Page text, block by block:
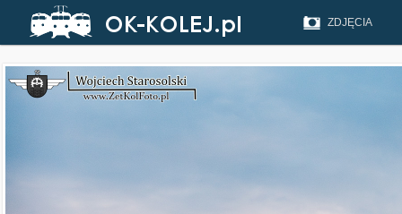
ZDJĘCIA